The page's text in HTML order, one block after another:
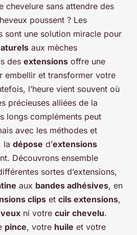
chevelure sans attendre des
poussent ? Les
sont une solution miracle pour
aux mèches
des extensions offre une
embellir et transformer votre
l’heure vient souvent où
précieuses alliées de la
longs compléments peut
avec les méthodes et
la dépose d’extensions
Découvrons ensemble
sortes d’extensions,
aux bandes adhésives, en
clips et cils extensions,
ni votre cuir chevelu.
pince, votre huile et votre